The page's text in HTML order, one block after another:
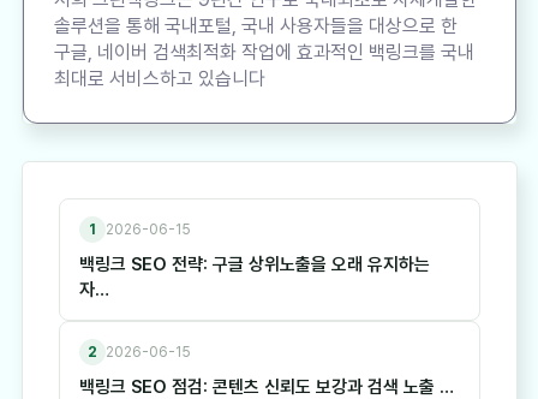
솔루션을 통해 국내포털, 국내 사용자들을 대상으로 한
구글, 네이버 검색최적화 작업에 효과적인 백링크를 국내
최대로 서비스하고 있습니다
1 2026-06-15
백링크 SEO 전략: 구글 상위노출을 오래 유지하는
자…
2 2026-06-15
백링크 SEO 점검: 콘텐츠 신뢰도 보강과 검색 노출 …